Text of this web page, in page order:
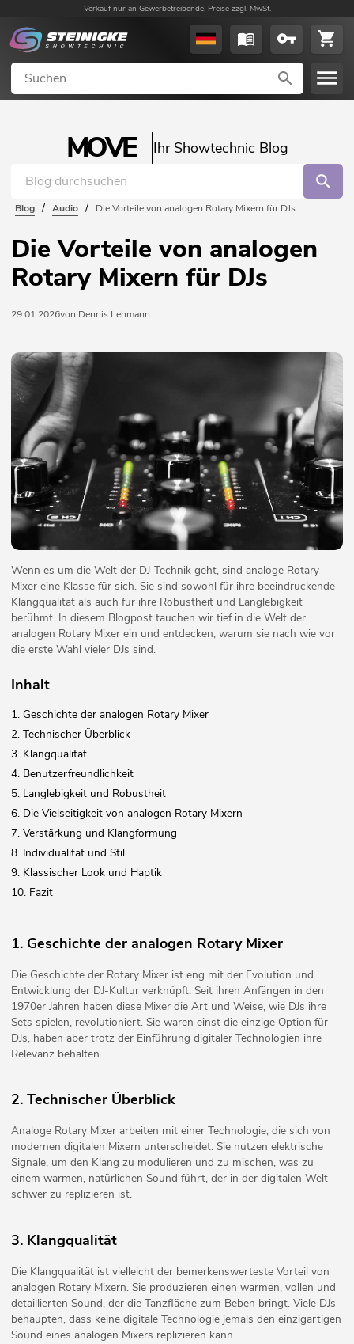
Verkauf nur an Gewerbetreibende. Preise zzgl. MwSt.
MOVE Ihr Showtechnic Blog
Blog / Audio / Die Vorteile von analogen Rotary Mixern für DJs
Die Vorteile von analogen
Rotary Mixern für DJs
29.01.2026von Dennis Lehmann
Wenn es um die Welt der DJ-Technik geht, sind analoge Rotary
Mixer eine Klasse für sich. Sie sind sowohl für ihre beeindruckende
Klangqualität als auch für ihre Robustheit und Langlebigkeit
berühmt. In diesem Blogpost tauchen wir tief in die Welt der
analogen Rotary Mixer ein und entdecken, warum sie nach wie vor
die erste Wahl vieler DJs sind.
Inhalt
1. Geschichte der analogen Rotary Mixer
2. Technischer Überblick
3. Klangqualität
4. Benutzerfreundlichkeit
5. Langlebigkeit und Robustheit
6. Die Vielseitigkeit von analogen Rotary Mixern
7. Verstärkung und Klangformung
8. Individualität und Stil
9. Klassischer Look und Haptik
10. Fazit
1. Geschichte der analogen Rotary Mixer
Die Geschichte der Rotary Mixer ist eng mit der Evolution und
Entwicklung der DJ-Kultur verknüpft. Seit ihren Anfängen in den
1970er Jahren haben diese Mixer die Art und Weise, wie DJs ihre
Sets spielen, revolutioniert. Sie waren einst die einzige Option für
DJs, haben aber trotz der Einführung digitaler Technologien ihre
Relevanz behalten.
2. Technischer Überblick
Analoge Rotary Mixer arbeiten mit einer Technologie, die sich von
modernen digitalen Mixern unterscheidet. Sie nutzen elektrische
Signale, um den Klang zu modulieren und zu mischen, was zu
einem warmen, natürlichen Sound führt, der in der digitalen Welt
schwer zu replizieren ist.
3. Klangqualität
Die Klangqualität ist vielleicht der bemerkenswerteste Vorteil von
analogen Rotary Mixern. Sie produzieren einen warmen, vollen und
detaillierten Sound, der die Tanzfläche zum Beben bringt. Viele DJs
behaupten, dass keine digitale Technologie jemals den einzigartigen
Sound eines analogen Mixers replizieren kann.